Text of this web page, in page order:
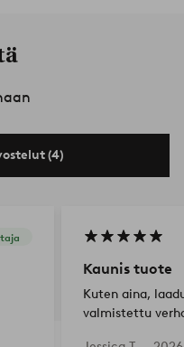
(4)
Kaunis tuote
Kuten aina,
valmistettu